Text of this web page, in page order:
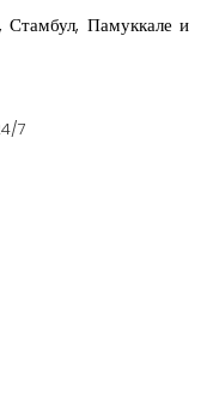
Стамбул, Памуккале и
7